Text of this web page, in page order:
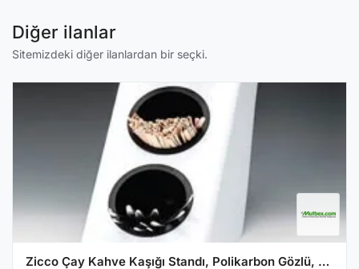
Diğer ilanlar
Sitemizdeki diğer ilanlardan bir seçki.
Zicco Çay Kahve Kaşığı Standı, Polikarbon Gözlü, 27x14,5x28,5 cm, Beyaz